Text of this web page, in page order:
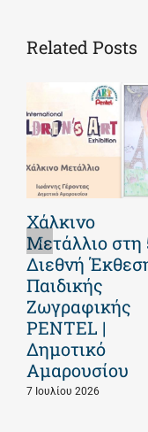
Related Posts
Χάλκινο
Μετάλλιο στη
Διεθνή
Παιδικής
Ζωγραφικής
PENTEL |
Δημοτικό
Αμαρουσίου
7 Ιουλίου 2026